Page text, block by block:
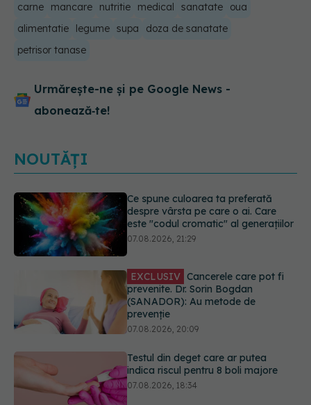
carne mancare nutritie medical sanatate
oua
alimentatie
legume supa
doza de sanatate
petrisor tanase
Urmărește-ne și pe Google News -
abonează‑te!
NOUTĂȚI
EXCLUSIV Cancerele care pot fi
prevenite. Dr. Sorin Bogdan
(SANADOR): Au metode de
prevenție
Testul din deget care ar putea
indica riscul pentru 8 boli majore
07.08.2026, 18:34
Dieta care poate crește brusc
colesterolul. Cine este mai expus